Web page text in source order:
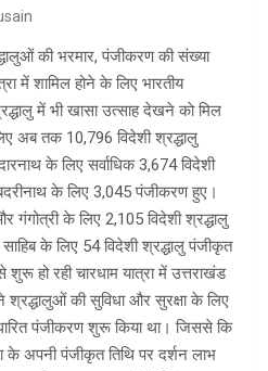
की भरमार, पंजीकरण की संख्या
में शामिल होने के लिए भारतीय
में भी खासा उत्साह देखने काे मिल
अब तक 10,796 विदेशी श्रद्धालु
के लिए सर्वाधिक 3,674 विदेशी
के लिए 3,045 पंजीकरण हुए।
के लिए 2,105 विदेशी श्रद्धालु
के लिए 54 विदेशी श्रद्धालु पंजीकृत
हो रही चारधाम यात्रा में उत्तराखंड
श्रद्धालुओं की सुविधा और सुरक्षा के लिए
पंजीकरण शुरू किया था। जिससे कि
के अपनी पंजीकृत तिथि पर दर्शन लाभ